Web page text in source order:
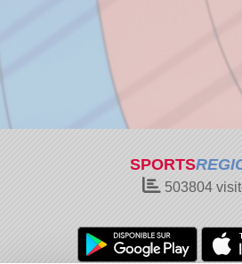
SPORTS
503804